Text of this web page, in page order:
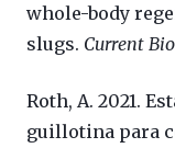
whole-body
slugs. Current
Roth, A. 2021.
guillotina para